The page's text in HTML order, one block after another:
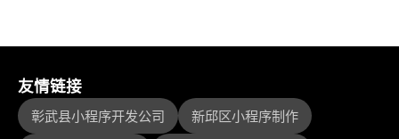
友情链接
彰武县小程序开发公司 新邱区小程序制作